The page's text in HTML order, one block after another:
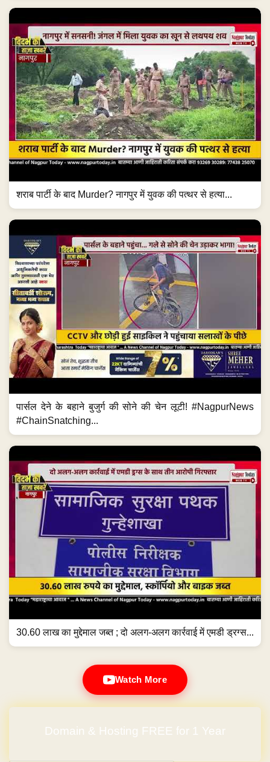
शराब पार्टी के बाद Murder? नागपुर में युवक की पत्थर से हत्या...
पार्सल देने के बहाने बुजुर्ग की सोने की चेन लूटी! #NagpurNews
#ChainSnatching...
30.60 लाख का मुद्देमाल जब्त ; दो अलग-अलग कार्रवाई में एमडी ड्रग्स...
Watch More
Domain & Hosting FREE for 1 Year